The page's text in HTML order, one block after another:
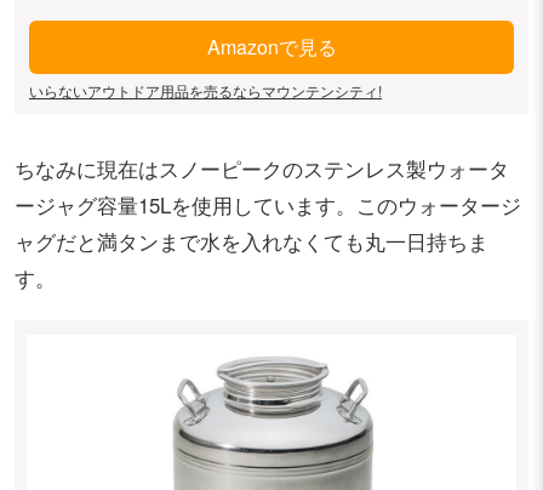
Amazonで見る
いらないアウトドア用品を売るならマウンテンシティ!
ちなみに現在はスノーピークのステンレス製ウォータ
ージャグ容量15Lを使用しています。このウォータージ
ャグだと満タンまで水を入れなくても丸一日持ちま
す。